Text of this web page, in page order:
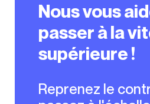
Nous vous aidons à
passer à la
supérieure !
Reprenez le contrôle et